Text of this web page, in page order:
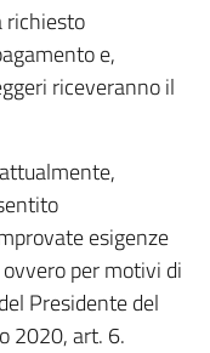
richiesto
e,
riceveranno il
esigenze
per motivi di
Presidente del
2020, art. 6.